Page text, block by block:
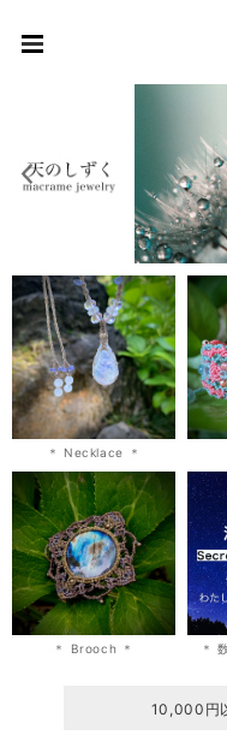
＊ Necklace ＊
＊ Brooch ＊ ＊
10,000円